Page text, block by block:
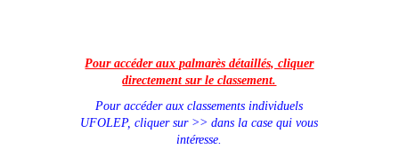
Pour accéder aux palmarès détaillés, cliquer
directement sur le classement.
Pour accéder aux classements individuels
UFOLEP, cliquer sur >> dans la case qui vous
intéresse.